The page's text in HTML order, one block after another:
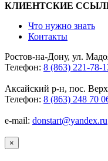
КЛИЕНТСКИЕ
Что нужно знать
Контакты
Ростов-на-Дону, ул.
Телефон: 8 (863) 221-78-
Аксайский р-н, пос.
Телефон: 8 (863) 248 70
e-mail: donstart@yandex.ru
×